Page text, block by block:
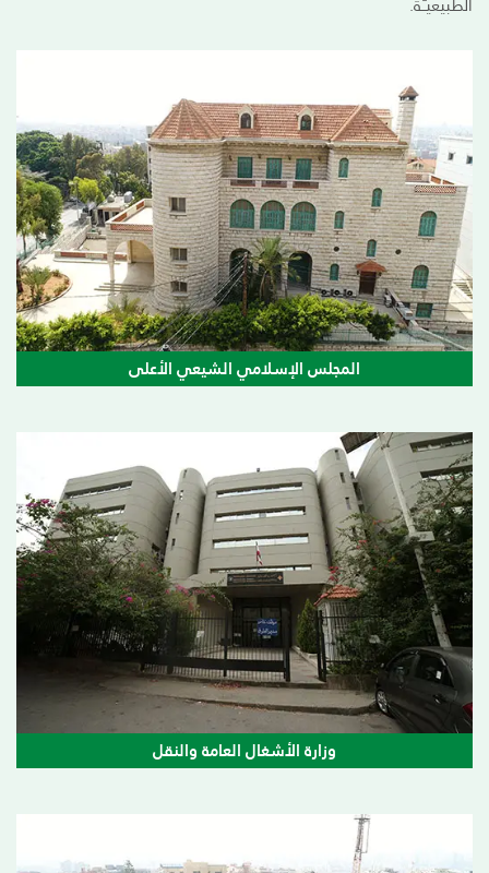
المجلس الإسلامي الشيعي الأعلى
وزارة الأشغال العامة والنقل